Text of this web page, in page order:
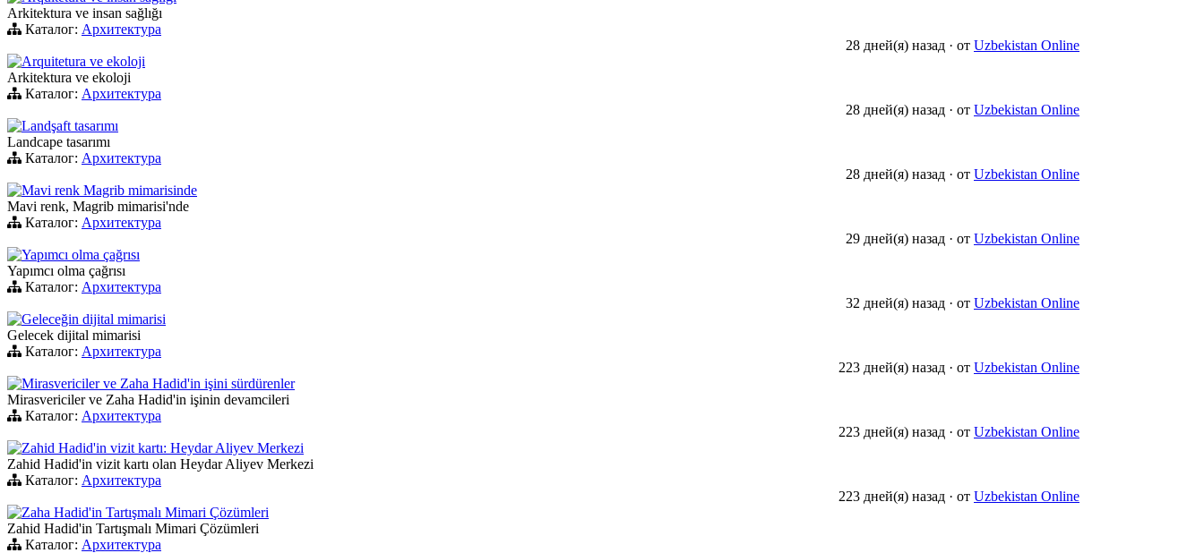
Arkitektura ve insan sağlığı
Каталог: Архитектура
28 дней(я) назад · от Uzbekistan Online
Arquitetura ve ekoloji
Arkitektura ve ekoloji
Каталог: Архитектура
28 дней(я) назад · от Uzbekistan Online
Landşaft tasarımı
Landcape tasarımı
Каталог: Архитектура
28 дней(я) назад · от Uzbekistan Online
Mavi renk Magrib mimarisinde
Mavi renk, Magrib mimarisi'nde
Каталог: Архитектура
29 дней(я) назад · от Uzbekistan Online
Yapımcı olma çağrısı
Yapımcı olma çağrısı
Каталог: Архитектура
32 дней(я) назад · от Uzbekistan Online
Geleceğin dijital mimarisi
Gelecek dijital mimarisi
Каталог: Архитектура
223 дней(я) назад · от Uzbekistan Online
Mirasvericiler ve Zaha Hadid'in işini sürdürenler
Mirasvericiler ve Zaha Hadid'in işinin devamcileri
Каталог: Архитектура
223 дней(я) назад · от Uzbekistan Online
Zahid Hadid'in vizit kartı: Heydar Aliyev Merkezi
Zahid Hadid'in vizit kartı olan Heydar Aliyev Merkezi
Каталог: Архитектура
223 дней(я) назад · от Uzbekistan Online
Zaha Hadid'in Tartışmalı Mimari Çözümleri
Zahid Hadid'in Tartışmalı Mimari Çözümleri
Каталог: Архитектура